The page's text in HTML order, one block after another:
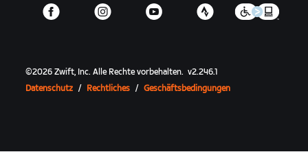
©2026 Zwift, Inc.Alle Rechte vorbehalten. v2.246.1
Datenschutz / Rechtliches / Geschäftsbedingungen